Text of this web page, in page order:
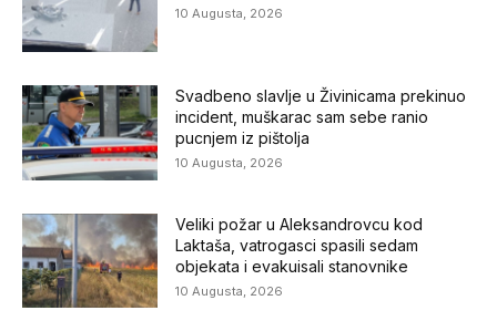
10 Augusta, 2026
Svadbeno slavlje u Živinicama prekinuo
incident, muškarac sam sebe ranio
pucnjem iz pištolja
10 Augusta, 2026
Veliki požar u Aleksandrovcu kod
Laktaša, vatrogasci spasili sedam
objekata i evakuisali stanovnike
10 Augusta, 2026